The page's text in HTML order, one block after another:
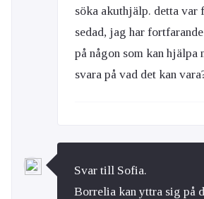
söka akuthjälp. detta var
sedad, jag har
på någon som kan hjälpa
svara på vad det kan
Svar till Sofia.
Borrelia kan yttra sig på